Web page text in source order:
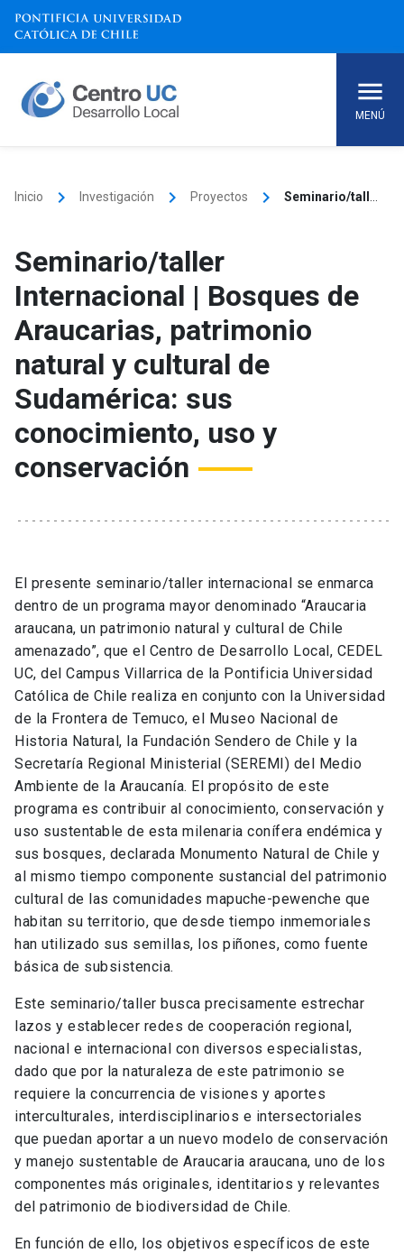
Skip
content
MENÚ
Inicio keyboard_arrow_right Investigación keyboard_arrow_right Proyectos keyboard_arrow_right
Seminario/taller
Internacional | Bosques de
Araucarias, patrimonio
natural y cultural de
Sudamérica: sus
conocimiento, uso y
conservación
El presente seminario/taller internacional se enmarca
dentro de un programa mayor denominado “Araucaria
araucana, un patrimonio natural y cultural de Chile
amenazado”, que el Centro de Desarrollo Local, CEDEL
UC, del Campus Villarrica de la Pontificia Universidad
Católica de Chile realiza en conjunto con la Universidad
de la Frontera de Temuco, el Museo Nacional de
Historia Natural, la Fundación Sendero de Chile y la
Secretaría Regional Ministerial (SEREMI) del Medio
Ambiente de la Araucanía. El propósito de este
programa es contribuir al conocimiento, conservación y
uso sustentable de esta milenaria conífera endémica y
sus bosques, declarada Monumento Natural de Chile y
al mismo tiempo componente sustancial del patrimonio
cultural de las comunidades mapuche-pewenche que
habitan su territorio, que desde tiempo inmemoriales
han utilizado sus semillas, los piñones, como fuente
básica de subsistencia.
Este seminario/taller busca precisamente estrechar
lazos y establecer redes de cooperación regional,
nacional e internacional con diversos especialistas,
dado que por la naturaleza de este patrimonio se
requiere la concurrencia de visiones y aportes
interculturales, interdisciplinarios e intersectoriales
que puedan aportar a un nuevo modelo de conservación
y manejo sustentable de Araucaria araucana, uno de los
componentes más originales, identitarios y relevantes
del patrimonio de biodiversidad de Chile.
En función de ello, los objetivos específicos de este